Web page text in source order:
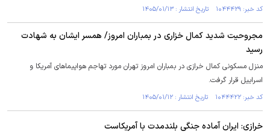
کد خبر: ۱۰۴۴۴۲۹ تاریخ انتشار : ۱۴۰۵/۰۱/۱۳
مجروحیت شدید کمال خزاری در بمباران امروز/ همسر ایشان به شهادت
رسید
منزل مسکونی کمال خرازی در بمباران امروز تهران مورد تهاجم هواپیماهای آمریکا و
اسراییل قرار گرفت.
کد خبر: ۱۰۴۴۴۲۲ تاریخ انتشار : ۱۴۰۵/۰۱/۱۲
خرازی: ایران آماده جنگی بلندمدت با آمریکاست